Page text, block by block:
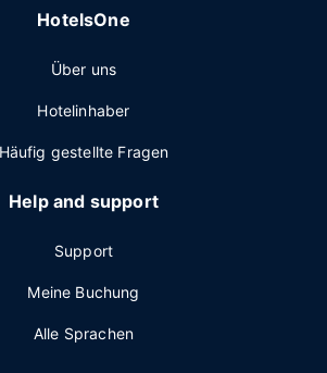
HotelsOne
Über uns
Hotelinhaber
Häufig gestellte Fragen
Help and support
Support
Meine Buchung
Alle Sprachen